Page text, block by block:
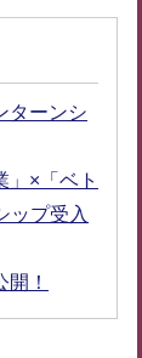
ターンシ
」×「ベト
ップ受入
！